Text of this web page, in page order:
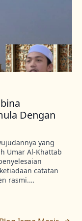
Dengan
yang
Umar Al-Khattab
catatan
rasmi.…